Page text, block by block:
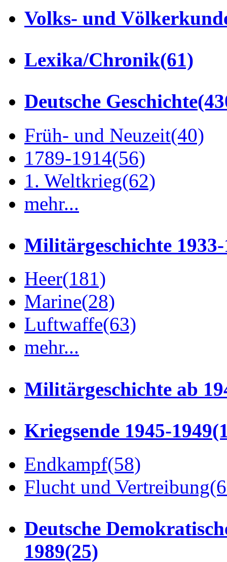
Volks- und
Lexika/Chronik(61)
Deutsche Geschichte
Früh- und Neuzeit(40)
1789-1914(56)
1. Weltkrieg(62)
mehr...
Militärgeschichte 1933-
Heer(181)
Marine(28)
Luftwaffe(63)
mehr...
Militärgeschichte ab
Kriegsende 1945-1949
Endkampf(58)
Flucht und Vertreibung
Deutsche
1989(25)